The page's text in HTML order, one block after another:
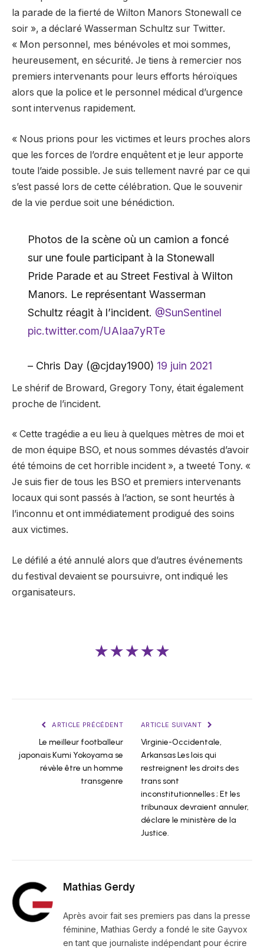
la parade de la fierté de Wilton Manors Stonewall ce
soir », a déclaré Wasserman Schultz sur Twitter.
« Mon personnel, mes bénévoles et moi sommes,
heureusement, en sécurité. Je tiens à remercier nos
premiers intervenants pour leurs efforts héroïques
alors que la police et le personnel médical d’urgence
sont intervenus rapidement.
« Nous prions pour les victimes et leurs proches alors
que les forces de l’ordre enquêtent et je leur apporte
toute l’aide possible. Je suis tellement navré par ce qui
s’est passé lors de cette célébration. Que le souvenir
de la vie perdue soit une bénédiction.
Photos de la scène où un camion a foncé
sur une foule participant à la Stonewall
Pride Parade et au Street Festival à Wilton
Manors. Le représentant Wasserman
Schultz réagit à l’incident. @SunSentinel
pic.twitter.com/UAIaa7yRTe
– Chris Day (@cjday1900) 19 juin 2021
Le shérif de Broward, Gregory Tony, était également
proche de l’incident.
« Cette tragédie a eu lieu à quelques mètres de moi et
de mon équipe BSO, et nous sommes dévastés d’avoir
été témoins de cet horrible incident », a tweeté Tony. «
Je suis fier de tous les BSO et premiers intervenants
locaux qui sont passés à l’action, se sont heurtés à
l’inconnu et ont immédiatement prodigué des soins
aux victimes.
Le défilé a été annulé alors que d’autres événements
du festival devaient se poursuivre, ont indiqué les
organisateurs.
★★★★★
ARTICLE PRÉCÉDENT
Le meilleur footballeur
japonais Kumi Yokoyama se
révèle être un homme
transgenre
ARTICLE SUIVANT
Virginie-Occidentale,
Arkansas Les lois qui
restreignent les droits des
trans sont
inconstitutionnelles ; Et les
tribunaux devraient annuler,
déclare le ministère de la
Justice.
Mathias Gerdy
Après avoir fait ses premiers pas dans la presse
féminine, Mathias Gerdy a fondé le site Gayvox
en tant que journaliste indépendant pour écrire